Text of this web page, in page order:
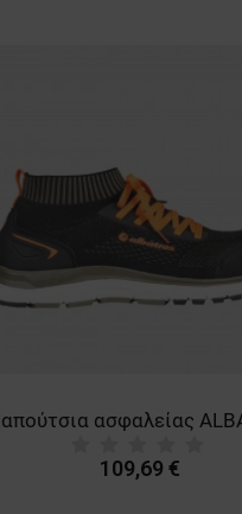
109,69 €